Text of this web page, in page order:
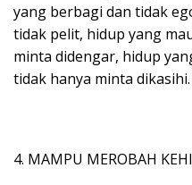
yang berbagi dan tidak
tidak pelit, hidup yang
minta didengar, hidup
tidak hanya minta dikasihi.
4. MAMPU MEROBAH